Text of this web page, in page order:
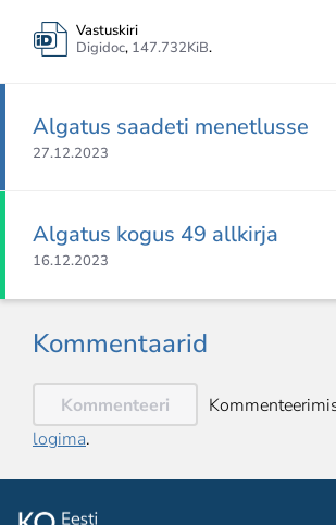
Vastuskiri
Digidoc, 147.732KiB.
Algatus saadeti menetlusse
27.12.2023
Algatus kogus 49 allkirja
16.12.2023
Kommentaarid
Kommenteeri
logima.